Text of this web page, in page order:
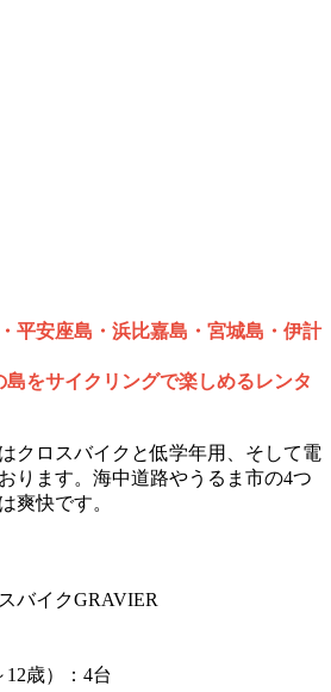
平安座島・浜比嘉島・宮城島・伊計
をサイクリングで楽しめるレンタ
クロスバイクと低学年用、そして電
ります。海中道路やうるま市の4つ
爽快です。
バイクGRAVIER
12歳）：4台